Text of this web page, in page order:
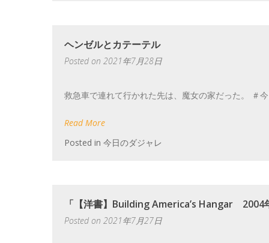
ヘンゼルとカテーテル
Posted on 2021年7月28日
救急車で連れて行かれた先は、魔女の家だった。 ＃
Read More
Posted in 今日のダジャレ
「【洋書】Building America’s Hangar 2004
Posted on 2021年7月27日